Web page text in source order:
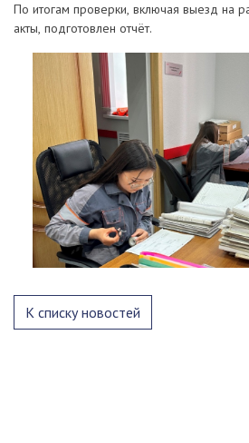
По итогам проверки, включая выезд на
акты, подготовлен отчёт.
К списку новостей